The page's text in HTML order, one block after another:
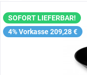
SOFORT LIEFERBAR!
4% Vorkasse 209,28 €